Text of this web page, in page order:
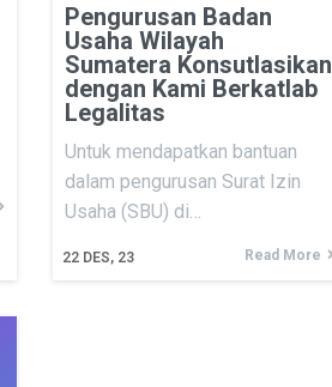
Pengurusan Badan
Usaha Wilayah
Sumatera Konsutlasikan
dengan Kami Berkatlab
Legalitas
22 DES, 23
Untuk mendapatkan bantuan
dalam pengurusan Surat Izin
Usaha (SBU) di…
Read More